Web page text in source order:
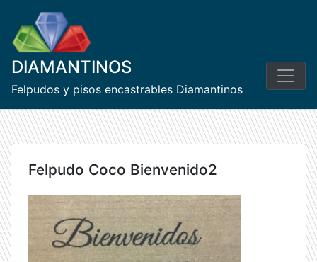
content
DIAMANTINOS
Felpudos y pisos encastrables Diamantinos
Felpudo Coco Bienvenido2